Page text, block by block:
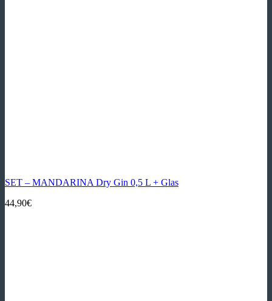
SET – MANDARINA Dry Gin 0,5 L + Glas
44,90€